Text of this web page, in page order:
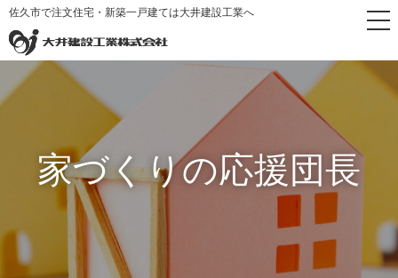
佐久市で注文住宅・新築一戸建ては大井建設工業へ
家づくりの応援団長
トップページ > 家づくりの応援団長 > 見学会の予約状況です